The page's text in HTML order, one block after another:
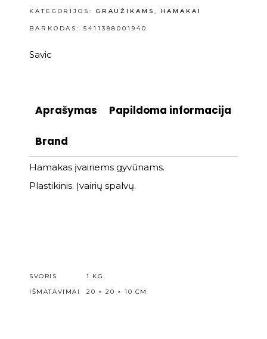
KATEGORIJOS: GRAUŽIKAMS , HAMAKAI
BARKODAS: 5411388001940
Savic
Aprašymas Papildoma informacija
Brand
Hamakas įvairiems gyvūnams.
Plastikinis. Įvairių spalvų.
SVORIS
1 KG
IŠMATAVIMAI
20 × 20 × 10 CM